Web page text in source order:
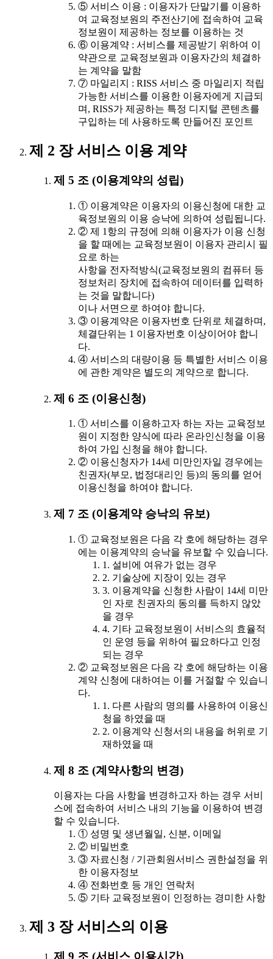
⑤ 서비스 이용 : 이용자가 단말기를 이용하
여 교육정보원의 주전산기에 접속하여 교육
정보원이 제공하는 정보를 이용하는 것
⑥ 이용계약 : 서비스를 제공받기 위하여 이
약관으로 교육정보원과 이용자간의 체결하
는 계약을 말함
⑦ 마일리지 : RISS 서비스 중 마일리지 적립
가능한 서비스를 이용한 이용자에게 지급되
며, RISS가 제공하는 특정 디지털 콘텐츠를
구입하는 데 사용하도록 만들어진 포인트
제 2 장 서비스 이용 계약
제 5 조 (이용계약의 성립)
① 이용계약은 이용자의 이용신청에 대한 교
육정보원의 이용 승낙에 의하여 성립됩니다.
② 제 1항의 규정에 의해 이용자가 이용 신청
을 할 때에는 교육정보원이 이용자 관리시 필
요로 하는
사항을 전자적방식(교육정보원의 컴퓨터 등
정보처리 장치에 접속하여 데이터를 입력하
는 것을 말합니다)
이나 서면으로 하여야 합니다.
③ 이용계약은 이용자번호 단위로 체결하며,
체결단위는 1 이용자번호 이상이어야 합니
다.
④ 서비스의 대량이용 등 특별한 서비스 이용
에 관한 계약은 별도의 계약으로 합니다.
제 6 조 (이용신청)
① 서비스를 이용하고자 하는 자는 교육정보
원이 지정한 양식에 따라 온라인신청을 이용
하여 가입 신청을 해야 합니다.
② 이용신청자가 14세 미만인자일 경우에는
친권자(부모, 법정대리인 등)의 동의를 얻어
이용신청을 하여야 합니다.
제 7 조 (이용계약 승낙의 유보)
① 교육정보원은 다음 각 호에 해당하는 경우
에는 이용계약의 승낙을 유보할 수 있습니다.
1. 설비에 여유가 없는 경우
2. 기술상에 지장이 있는 경우
3. 이용계약을 신청한 사람이 14세 미만
인 자로 친권자의 동의를 득하지 않았
을 경우
4. 기타 교육정보원이 서비스의 효율적
인 운영 등을 위하여 필요하다고 인정
되는 경우
② 교육정보원은 다음 각 호에 해당하는 이용
계약 신청에 대하여는 이를 거절할 수 있습니
다.
1. 다른 사람의 명의를 사용하여 이용신
청을 하였을 때
2. 이용계약 신청서의 내용을 허위로 기
재하였을 때
제 8 조 (계약사항의 변경)
이용자는 다음 사항을 변경하고자 하는 경우 서비
스에 접속하여 서비스 내의 기능을 이용하여 변경
할 수 있습니다.
① 성명 및 생년월일, 신분, 이메일
② 비밀번호
③ 자료신청 / 기관회원서비스 권한설정을 위
한 이용자정보
④ 전화번호 등 개인 연락처
⑤ 기타 교육정보원이 인정하는 경미한 사항
제 3 장 서비스의 이용
제 9 조 (서비스 이용시간)